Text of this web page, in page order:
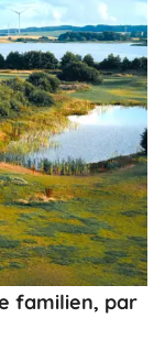
familien, par